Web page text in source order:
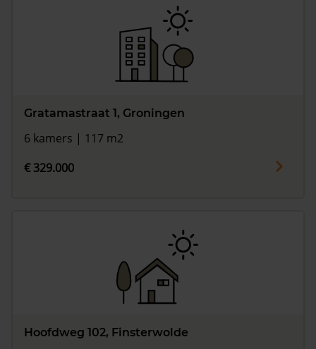
Gratamastraat 1, Groningen
6 kamers | 117 m2
€ 329.000
Hoofdweg 102, Finsterwolde